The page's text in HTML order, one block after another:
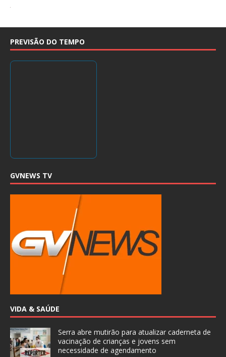
PREVISÃO DO TEMPO
GVNEWS TV
VIDA & SAÚDE
Serra abre mutirão para atualizar caderneta de
vacinação de crianças e jovens sem
necessidade de agendamento